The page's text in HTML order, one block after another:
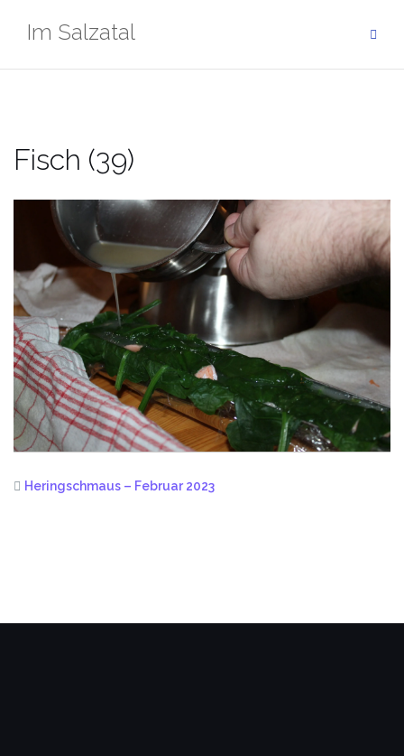
InhaltIm Salzatal
Fisch (39)
Heringschmaus – Februar 2023